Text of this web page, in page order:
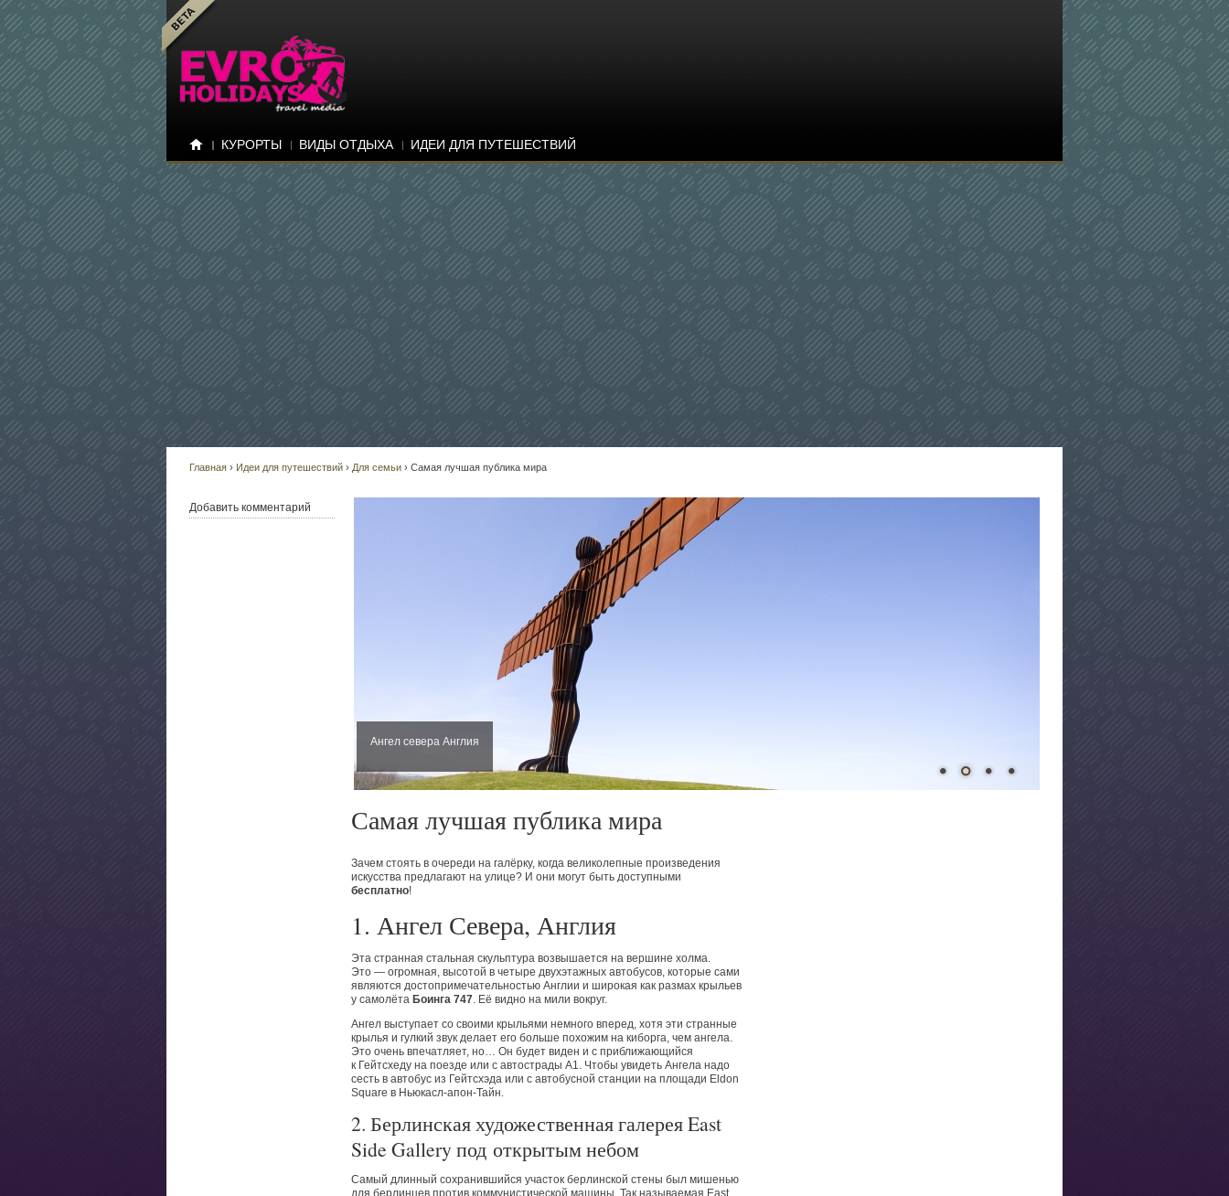
КУРОРТЫ ВИДЫ ОТДЫХА ИДЕИ ДЛЯ ПУТЕШЕСТВИЙ
Главная › Идеи для путешествий › Для семьи › Самая лучшая публика мира
Ангел севера Англия
Самая лучшая публика мира
Зачем стоять в очереди на галёрку, когда великолепные произведения
искусства предлагают на улице? И они могут быть доступными
бесплатно!
1. Ангел Севера, Англия
Эта странная стальная скульптура возвышается на вершине холма.
Это — огромная, высотой в четыре двухэтажных автобусов, которые сами
являются достопримечательностью Англии и широкая как размах крыльев
у самолёта Боинга 747. Её видно на мили вокруг.
Ангел выступает со своими крыльями немного вперед, хотя эти странные
крылья и гулкий звук делает его больше похожим на киборга, чем ангела.
Это очень впечатляет, но… Он будет виден и с приближающийся
к Гейтсхеду на поезде или с автострады A1. Чтобы увидеть Ангела надо
сесть в автобус из Гейтсхэда или с автобусной станции на площади Eldon
Square в Ньюкасл-апон-Тайн.
2. Берлинская художественная галерея East
Side Gallery под открытым небом
Самый длинный сохранившийся участок берлинской стены был мишенью
Добавить комментарий